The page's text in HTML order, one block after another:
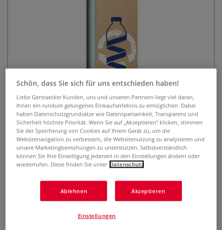
tesa® FILM ECO & CRYSTAL
Klebefilm – 10 Rollen
0 Bewertungen
10 Rollen à 15 mm x 10 m, leises Abrollen – ideal für Büro,
Schön, dass Sie sich für uns entschieden haben!
Liebe Gerstaecker Kunden, uns und unseren Partnern liegt viel daran,
Ihnen ein rundum gelungenes Einkaufserlebnis zu ermöglichen. Dabei
haben Datenschutzgrundsätze wie Datensparsamkeit, Transparenz und
Sicherheit höchste Priorität. Wenn Sie auf „Akzeptieren“ klicken, stimmen
Sie der Speicherung von Cookies auf Ihrem Gerät zu, um die
Websitenavigation zu verbessern, die Websitenutzung zu analysieren und
unsere Marketingbemühungen zu unterstützen. Selbstverständlich
können Sie Ihre Einwilligung jederzeit in den Einstellungen ändern oder
wiederrufen. Diese finden Sie unter Datenschutz
Ablehnen Akzeptieren
Einstellungen